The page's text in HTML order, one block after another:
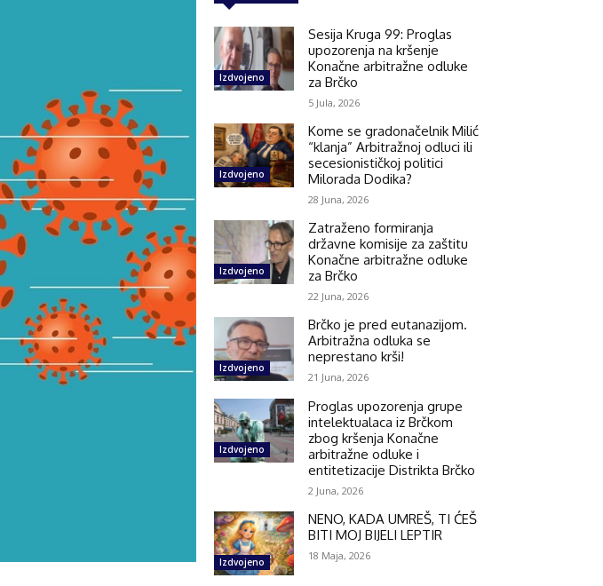
Izdvojeno
Sesija Kruga 99: Proglas
upozorenja na kršenje
Konačne arbitražne odluke
za Brčko
5 Jula, 2026
Izdvojeno
Kome se gradonačelnik Milić
“klanja” Arbitražnoj odluci ili
secesionističkoj politici
Milorada Dodika?
28 Juna, 2026
Izdvojeno
Zatraženo formiranja
državne komisije za zaštitu
Konačne arbitražne odluke
za Brčko
22 Juna, 2026
Izdvojeno
Brčko je pred eutanazijom.
Arbitražna odluka se
neprestano krši!
21 Juna, 2026
Izdvojeno
Proglas upozorenja grupe
intelektualaca iz Brčkom
zbog kršenja Konačne
arbitražne odluke i
entitetizacije Distrikta Brčko
2 Juna, 2026
Izdvojeno
NENO, KADA UMREŠ, TI ĆEŠ
BITI MOJ BIJELI LEPTIR
18 Maja, 2026